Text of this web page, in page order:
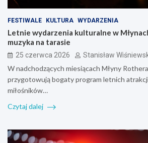
FESTIWALE KULTURA WYDARZENIA
Letnie wydarzenia kulturalne w
muzyka na tarasie
25 czerwca 2026 Stanisław
W nadchodzących miesiącach Młyny
przygotowują bogaty program letnich
miłośników…
Czytaj dalej